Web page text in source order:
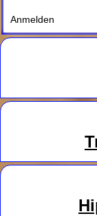
Anmelden